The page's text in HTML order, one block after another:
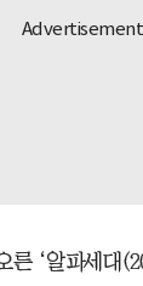
른 ‘알파세대